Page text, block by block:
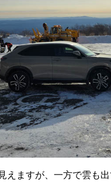
えますが、一方で雲も